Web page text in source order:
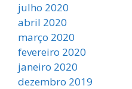
julho 2020
abril 2020
março 2020
fevereiro 2020
janeiro 2020
dezembro 2019